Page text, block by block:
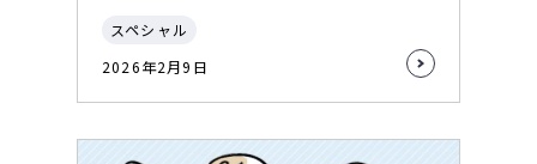
スペシャル
2026年2月9日